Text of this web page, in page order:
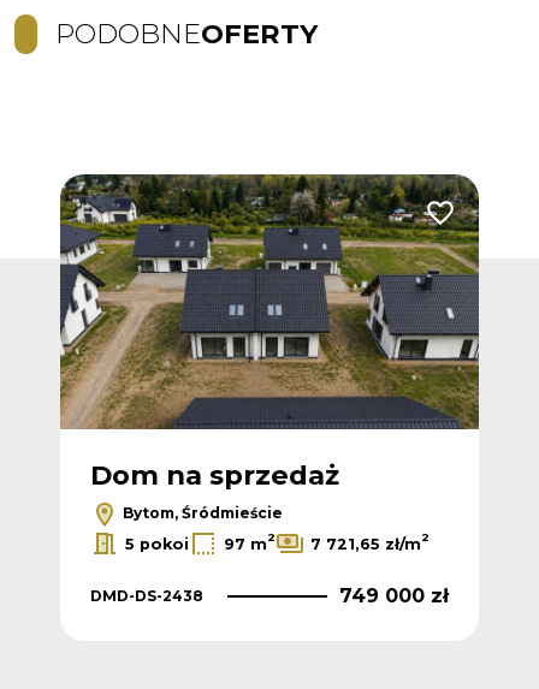
PODOBNEOFERTY
Dodaj do ulubionych Dodaj do
Dom na sprzedaż
Bytom, Śródmieście
5 pokoi
97 m2 7 721,65 zł/m2
DMD-DS-2438 749 000 zł